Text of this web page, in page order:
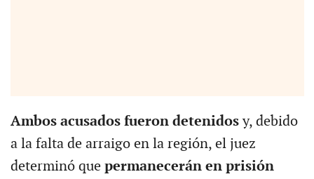
Ambos acusados fueron detenidosy, debido
a la falta de arraigo en la región, el juez
determinó quepermanecerán en prisión